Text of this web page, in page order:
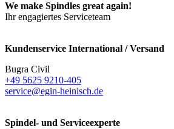
We make Spindles great again!
Ihr engagiertes Serviceteam
Kundenservice International / Versand
Bugra Civil
+49 5625 9210-405
service@egin-heinisch.de
Spindel- und Serviceexperte